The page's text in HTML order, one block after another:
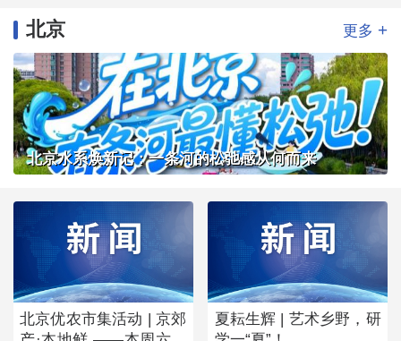
北京 更多 +
北京水系焕新记：一条河的松弛感从何而来
北京优农市集活动 | 京郊
夏耘生辉 | 艺术乡野，研